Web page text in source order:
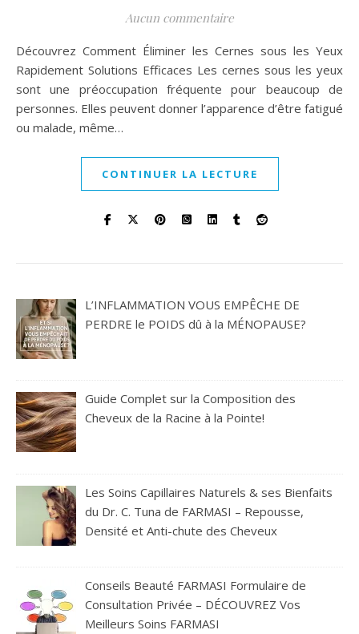
Aucun commentaire
Découvrez Comment Éliminer les Cernes sous les Yeux
Rapidement Solutions Efficaces Les cernes sous les yeux
sont une préoccupation fréquente pour beaucoup de
personnes. Elles peuvent donner l’apparence d’être fatigué
ou malade, même…
CONTINUER LA LECTURE
L’INFLAMMATION VOUS EMPÊCHE DE
PERDRE le POIDS dû à la MÉNOPAUSE?
Guide Complet sur la Composition des
Cheveux de la Racine à la Pointe!
Les Soins Capillaires Naturels & ses Bienfaits
du Dr. C. Tuna de FARMASI – Repousse,
Densité et Anti-chute des Cheveux
Conseils Beauté FARMASI Formulaire de
Consultation Privée – DÉCOUVREZ Vos
Meilleurs Soins FARMASI